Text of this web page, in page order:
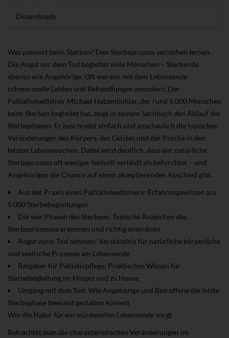
Downloads
Was passiert beim Sterben? Den Sterbeprozess verstehen lernen
Die Angst vor dem Tod begleitet viele Menschen – Sterbende
ebenso wie Angehörige. Oft werden mit dem Lebensende
schmerzvolle Leiden und Behandlungen assoziiert. Der
Palliativmediziner Michael Hatzenbühler, der rund 5.000 Menschen
beim Sterben begleitet hat, zeigt in seinem Sachbuch den Ablauf der
Sterbephasen: Er beschreibt einfach und anschaulich die typischen
Veränderungen des Körpers, des Geistes und der Psyche in den
letzten Lebenswochen. Dabei wird deutlich, dass der natürliche
Sterbeprozess oft weniger leidvoll verläuft als befürchtet – und
Angehörigen die Chance auf einen akzeptierenden Abschied gibt.
Aus der Praxis eines Palliativmediziners: Erfahrungswissen aus
5.000 Sterbebegleitungen
Die vier Phasen des Sterbens: Typische Anzeichen des
Sterbeprozesses erkennen und richtig einordnen
Angst vorm Tod nehmen: Verständnis für natürliche körperliche
und seelische Prozesse am Lebensende
Ratgeber für Palliativpflege: Praktisches Wissen für
Sterbebegleitung im Hospiz und zu Hause
Umgang mit dem Tod: Wie Angehörige und Betroffene die letzte
Sterbephase bewusst gestalten können
Wie die Natur für ein würdevolles Lebensende sorgt
Betrachtet man die charakteristischen Veränderungen im